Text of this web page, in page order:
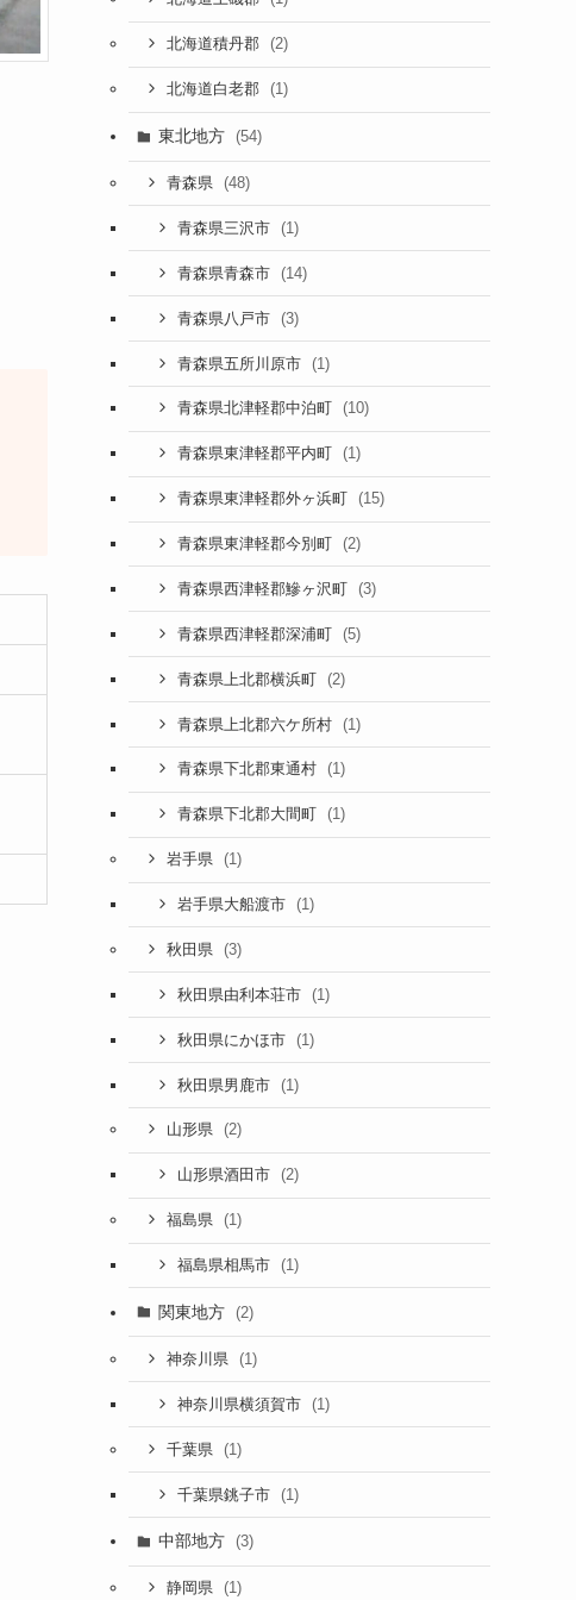
北海道積丹郡 (2)
北海道白老郡 (1)
東北地方 (54)
青森県 (48)
青森県三沢市 (1)
青森県青森市 (14)
青森県八戸市 (3)
青森県五所川原市 (1)
青森県北津軽郡中泊町 (10)
青森県東津軽郡平内町 (1)
青森県東津軽郡外ヶ浜町 (15)
青森県東津軽郡今別町 (2)
青森県西津軽郡鰺ヶ沢町 (3)
青森県西津軽郡深浦町 (5)
青森県上北郡横浜町 (2)
青森県上北郡六ケ所村 (1)
青森県下北郡東通村 (1)
青森県下北郡大間町 (1)
岩手県 (1)
岩手県大船渡市 (1)
秋田県 (3)
秋田県由利本荘市 (1)
秋田県にかほ市 (1)
秋田県男鹿市 (1)
山形県 (2)
山形県酒田市 (2)
福島県 (1)
福島県相馬市 (1)
関東地方 (2)
神奈川県 (1)
神奈川県横須賀市 (1)
千葉県 (1)
千葉県銚子市 (1)
中部地方 (3)
静岡県 (1)